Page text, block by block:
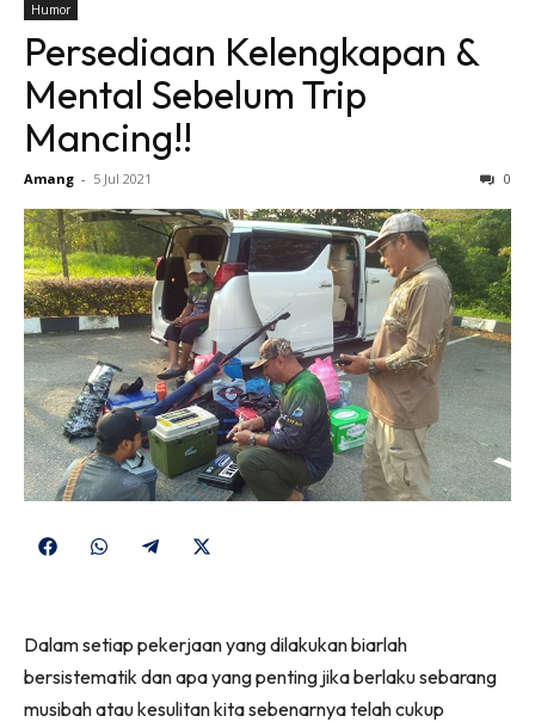
Humor
Persediaan Kelengkapan &
Mental Sebelum Trip
Mancing!!
Amang - 5 Jul 2021 0
Share
Share
Share
(Twitter)
Dalam setiap pekerjaan yang dilakukan biarlah
bersistematik dan apa yang penting jika berlaku sebarang
musibah atau kesulitan kita sebenarnya telah cukup